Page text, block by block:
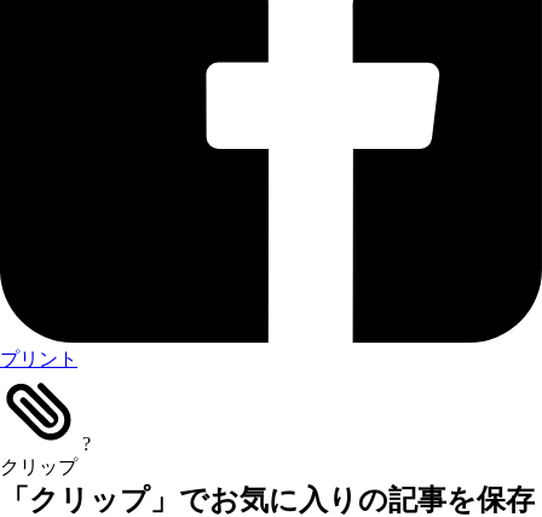
プリント
クリップ
?
「クリップ」でお気に入りの記事を保存